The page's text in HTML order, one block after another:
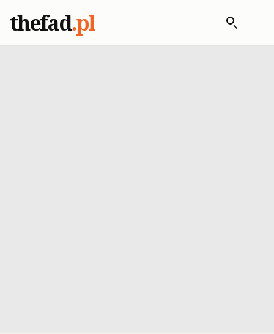
thefad.pl